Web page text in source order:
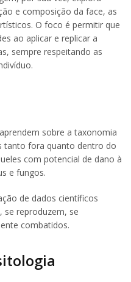
e composição da face, as
O foco é permitir que
ao aplicar e replicar a
sempre respeitando as
sobre a taxonomia
tanto fora quanto dentro do
com potencial de dano à
e fungos.
de dados científicos
se reproduzem, se
combatidos.